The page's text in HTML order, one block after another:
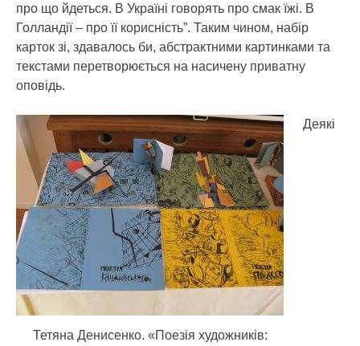
про що йдеться. В Україні говорять про смак їжі. В
Голландії – про її корисність”. Таким чином, набір
карток зі, здавалось би, абстрактними картинками та
текстами перетворюється на насичену приватну
оповідь.
Тетяна Денисенко. «Поезія художників:
Деякі